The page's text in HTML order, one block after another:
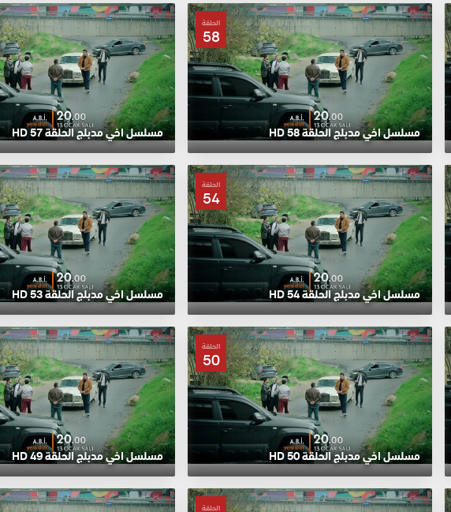
الحلقة
58
مسلسل اخي مدبلج الحلقة 58 HD مسلسل اخي مدبلج الحلقة 57 HD
الحلقة
54
مسلسل اخي مدبلج الحلقة 54 HD مسلسل اخي مدبلج الحلقة 53 HD
الحلقة
50
مسلسل اخي مدبلج الحلقة 50 HD مسلسل اخي مدبلج الحلقة 49 HD
الحلقة